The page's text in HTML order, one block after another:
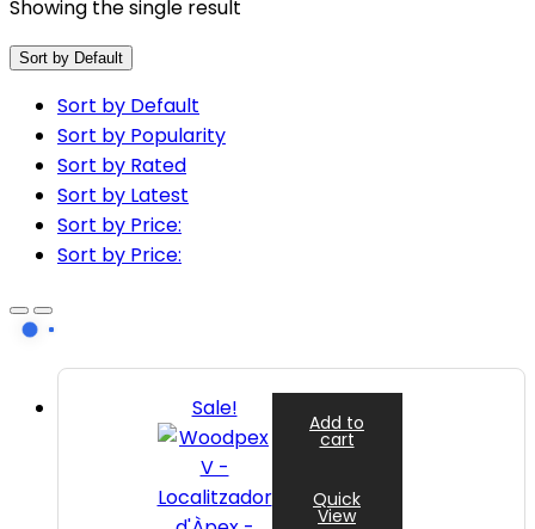
Showing the single result
Sort by Default
Sort by Default
Sort by Popularity
Sort by Rated
Sort by Latest
Sort by Price:
Sort by Price:
Sale!
Add to
cart
Quick
View